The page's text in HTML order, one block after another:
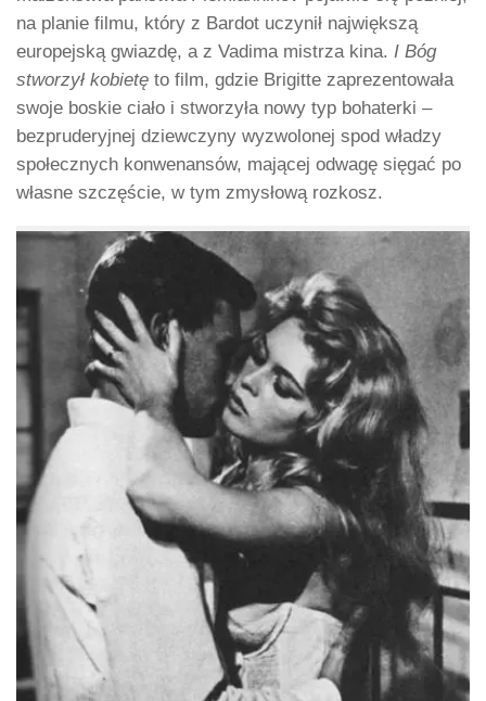
na planie filmu, który z Bardot uczynił największą
europejską gwiazdę, a z Vadima mistrza kina. I Bóg
stworzył kobietę to film, gdzie Brigitte zaprezentowała
swoje boskie ciało i stworzyła nowy typ bohaterki –
bezpruderyjnej dziewczyny wyzwolonej spod władzy
społecznych konwenansów, mającej odwagę sięgać po
własne szczęście, w tym zmysłową rozkosz.